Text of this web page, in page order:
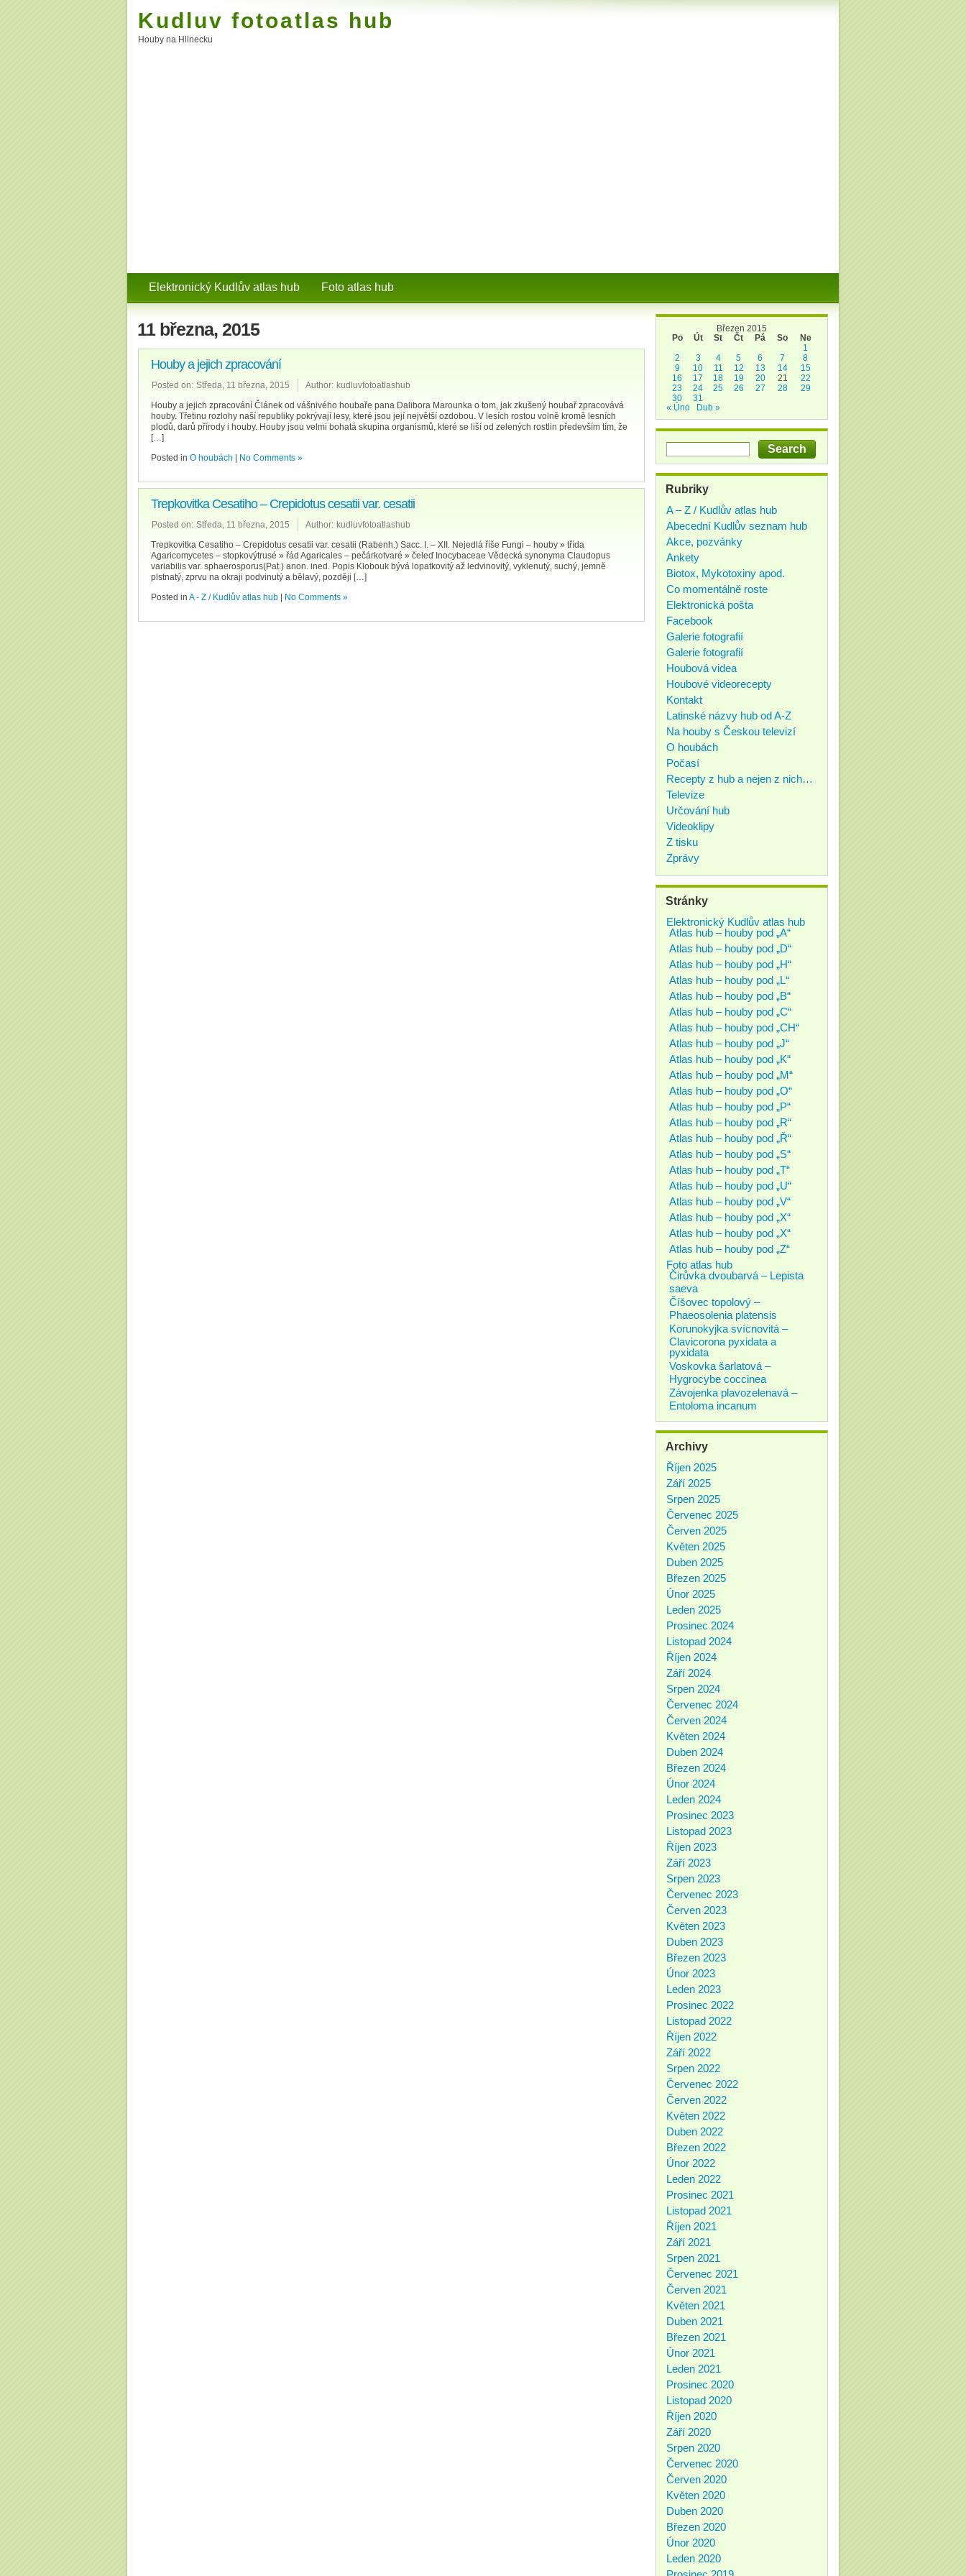
Kudluv fotoatlas hub
Houby na Hlinecku
Elektronický Kudlův atlas hub Foto atlas hub
11 března, 2015
Houby a jejich zpracování
Posted on: Středa, 11 března, 2015 Author: kudluvfotoatlashub
Houby a jejich zpracování Článek od vášnivého houbaře pana Dalibora Marounka o tom, jak zkušený houbař zpracovává
houby. Třetinu rozlohy naší republiky pokrývají lesy, které jsou její největší ozdobou. V lesích rostou volně kromě lesních
plodů, darů přírody i houby. Houby jsou velmi bohatá skupina organismů, které se liší od zelených rostlin především tím, že
[…]
Posted in O houbách No Comments »
Trepkovitka Cesatiho – Crepidotus cesatii var. cesatii
Posted on: Středa, 11 března, 2015 Author: kudluvfotoatlashub
Trepkovitka Cesatiho – Crepidotus cesatii var. cesatii (Rabenh.) Sacc. I. – XII. Nejedlá říše Fungi – houby » třída
Agaricomycetes – stopkovýtrusé » řád Agaricales – pečárkotvaré » čeleď Inocybaceae Vědecká synonyma Claudopus
variabilis var. sphaerosporus(Pat.) anon. ined. Popis Klobouk bývá lopatkovitý až ledvinovitý, vyklenutý, suchý, jemně
plstnatý, zprvu na okraji podvinutý a bělavý, později […]
Posted in A - Z / Kudlův atlas hub No Comments »
Březen 2015
Po
Út St Čt Pá So
Ne
1
2
3 4 5 6 7
8
9
10 11 12 13 14
15
16
17 18 19 20 21
22
23
24 25 26 27 28
29
30
31
« Úno
Dub »
Rubriky
A – Z / Kudlův atlas hub
Abecední Kudlův seznam hub
Akce, pozvánky
Ankety
Biotox, Mykotoxiny apod.
Co momentálně roste
Elektronická pošta
Facebook
Galerie fotografií
Galerie fotografií
Houbová videa
Houbové videorecepty
Kontakt
Latinské názvy hub od A-Z
Na houby s Českou televizí
O houbách
Počasí
Recepty z hub a nejen z nich…
Televize
Určování hub
Videoklipy
Z tisku
Zprávy
Stránky
Elektronický Kudlův atlas hub
Atlas hub – houby pod „A“
Atlas hub – houby pod „D“
Atlas hub – houby pod „H“
Atlas hub – houby pod „L“
Atlas hub – houby pod „B“
Atlas hub – houby pod „C“
Atlas hub – houby pod „CH“
Atlas hub – houby pod „J“
Atlas hub – houby pod „K“
Atlas hub – houby pod „M“
Atlas hub – houby pod „O“
Atlas hub – houby pod „P“
Atlas hub – houby pod „R“
Atlas hub – houby pod „Ř“
Atlas hub – houby pod „S“
Atlas hub – houby pod „T“
Atlas hub – houby pod „U“
Atlas hub – houby pod „V“
Atlas hub – houby pod „X“
Atlas hub – houby pod „X“
Atlas hub – houby pod „Z“
Foto atlas hub
Čirůvka dvoubarvá – Lepista
saeva
Číšovec topolový –
Phaeosolenia platensis
Korunokyjka svícnovitá –
Clavicorona pyxidata a
pyxidata
Voskovka šarlatová –
Hygrocybe coccinea
Závojenka plavozelenavá –
Entoloma incanum
Archivy
Říjen 2025
Září 2025
Srpen 2025
Červenec 2025
Červen 2025
Květen 2025
Duben 2025
Březen 2025
Únor 2025
Leden 2025
Prosinec 2024
Listopad 2024
Říjen 2024
Září 2024
Srpen 2024
Červenec 2024
Červen 2024
Květen 2024
Duben 2024
Březen 2024
Únor 2024
Leden 2024
Prosinec 2023
Listopad 2023
Říjen 2023
Září 2023
Srpen 2023
Červenec 2023
Červen 2023
Květen 2023
Duben 2023
Březen 2023
Únor 2023
Leden 2023
Prosinec 2022
Listopad 2022
Říjen 2022
Září 2022
Srpen 2022
Červenec 2022
Červen 2022
Květen 2022
Duben 2022
Březen 2022
Únor 2022
Leden 2022
Prosinec 2021
Listopad 2021
Říjen 2021
Září 2021
Srpen 2021
Červenec 2021
Červen 2021
Květen 2021
Duben 2021
Březen 2021
Únor 2021
Leden 2021
Prosinec 2020
Listopad 2020
Říjen 2020
Září 2020
Srpen 2020
Červenec 2020
Červen 2020
Květen 2020
Duben 2020
Březen 2020
Únor 2020
Leden 2020